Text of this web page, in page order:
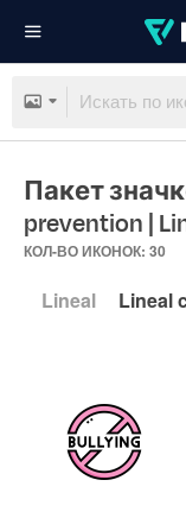
Пакет
prevention |
КОЛ-ВО ИКОНОК: 30
Lineal Lineal